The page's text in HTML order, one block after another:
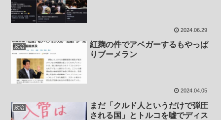
2024.06.29
政治
紅麹の件でアベガーするもやっぱ
りブーメラン
2024.04.05
政治
まだ「クルド人というだけで弾圧
される国」とトルコを嘘でディス